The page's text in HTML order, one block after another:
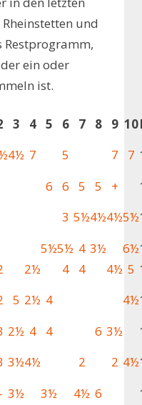
und
Restprogramm,
ein oder
ist.
3 4 5 6 7 8 9 10
4½ 7 5 7 7
6 6 5 5 +
3 5½4½4½5½
5½5½ 4 3½ 6½
2½ 4 4 4½ 5
5 2½ 4 4½
2½ 4 4 6 3½
3½4½ 2 2 4½
3½ 3½ 4½ 6